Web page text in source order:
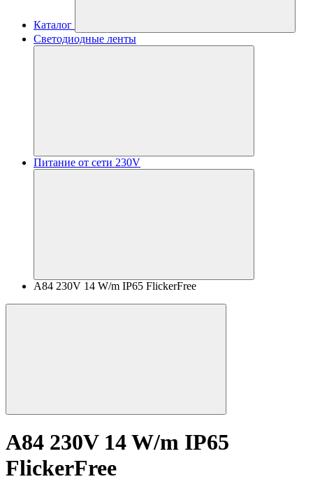
Каталог
Светодиодные ленты
Питание от сети 230V
A84 230V 14 W/m IP65 FlickerFree
A84 230V 14 W/m IP65
FlickerFree